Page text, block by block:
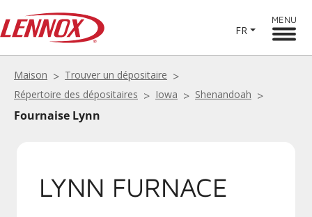
FR
MENU
Maison
Trouver un dépositaire
Répertoire des dépositaires
Iowa Shenandoah
Fournaise Lynn
LYNN FURNACE